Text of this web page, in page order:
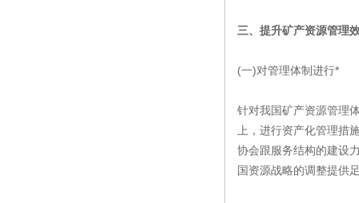
三、提升矿产资源管理
(一)对管理体制进行*
针对我国矿产资源管理
上，进行资产化管理措
协会跟服务结构的建设
国资源战略的调整提供